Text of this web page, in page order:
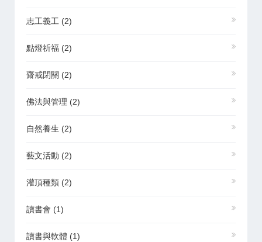
志工義工 (2)
點燈祈福 (2)
齋戒閉關 (2)
佛法與管理 (2)
自然養生 (2)
藝文活動 (2)
灌頂種類 (2)
讀書會 (1)
讀書與軟體 (1)